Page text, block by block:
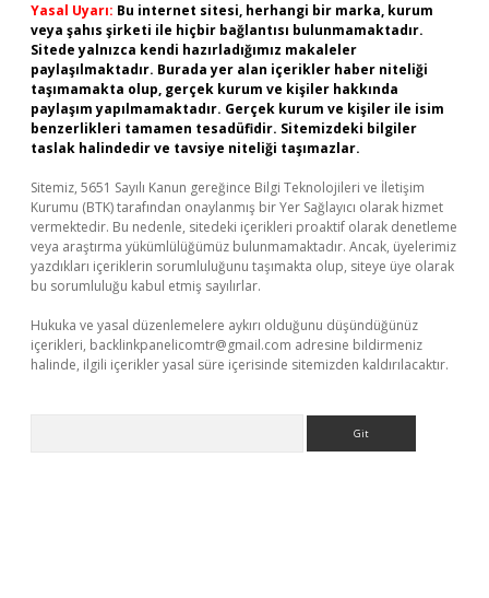
Yasal Uyarı: Bu internet sitesi, herhangi bir marka, kurum
veya şahıs şirketi ile hiçbir bağlantısı bulunmamaktadır.
Sitede yalnızca kendi hazırladığımız makaleler
paylaşılmaktadır. Burada yer alan içerikler haber niteliği
taşımamakta olup, gerçek kurum ve kişiler hakkında
paylaşım yapılmamaktadır. Gerçek kurum ve kişiler ile isim
benzerlikleri tamamen tesadüfidir. Sitemizdeki bilgiler
taslak halindedir ve tavsiye niteliği taşımazlar.
Sitemiz, 5651 Sayılı Kanun gereğince Bilgi Teknolojileri ve İletişim
Kurumu (BTK) tarafından onaylanmış bir Yer Sağlayıcı olarak hizmet
vermektedir. Bu nedenle, sitedeki içerikleri proaktif olarak denetleme
veya araştırma yükümlülüğümüz bulunmamaktadır. Ancak, üyelerimiz
yazdıkları içeriklerin sorumluluğunu taşımakta olup, siteye üye olarak
bu sorumluluğu kabul etmiş sayılırlar.
Hukuka ve yasal düzenlemelere aykırı olduğunu düşündüğünüz
içerikleri, backlinkpanelicomtr@gmail.com adresine bildirmeniz
halinde, ilgili içerikler yasal süre içerisinde sitemizden kaldırılacaktır.